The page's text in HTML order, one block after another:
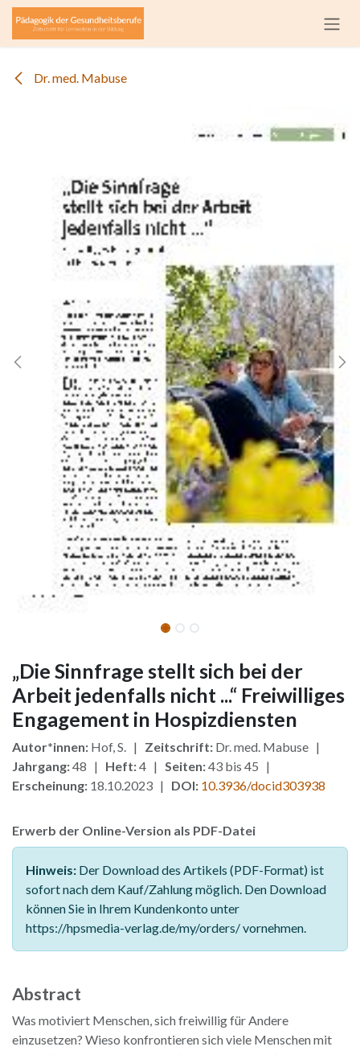
Zum Inhalt springen
Dr. med. Mabuse
„Die Sinnfrage stellt sich bei der
Arbeit jedenfalls nicht ...“ Freiwilliges
Engagement in Hospizdiensten
Autor*innen: Hof, S. | Zeitschrift: Dr. med. Mabuse |
Jahrgang:48 | Heft:4 | Seiten:43 bis 45 |
Erscheinung: 18.10.2023 | DOI: 10.3936/docid303938
Erwerb der Online-Version als PDF-Datei
Hinweis: Der Download des Artikels (PDF-Format) ist
sofort nach dem Kauf/Zahlung möglich. Den Download
können Sie in Ihrem Kundenkonto unter
https://hpsmedia-verlag.de/my/orders/ vornehmen.
Abstract
Was motiviert Menschen, sich freiwillig für Andere
einzusetzen? Wieso konfrontieren sich viele Menschen mit